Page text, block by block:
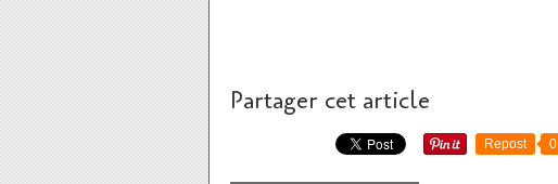
Partager cet article
Repost 0